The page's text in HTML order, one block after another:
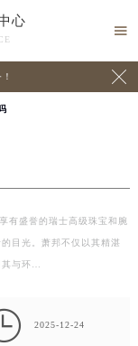
心


有盛誉的瑞士高级珠宝和腕
目光。萧邦不仅以其精湛
与环…
2025-12-24